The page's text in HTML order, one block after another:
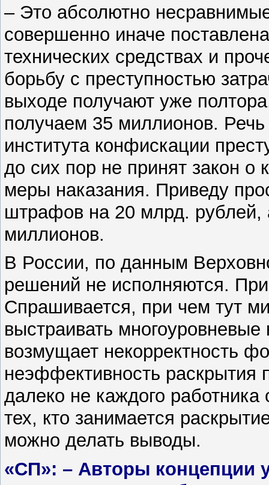
– Это абсолютно
совершенно иначе
технических средствах и
борьбу с преступностью
выходе получают уже
получаем 35 миллионов.
института конфискации
до сих пор не принят закон о
меры наказания. Приведу
штрафов на 20 млрд. рублей,
миллионов.
В России, по данным
решений не исполняются.
Спрашивается, при чем тут
выстраивать
возмущает некорректность
неэффективность раскрытия
далеко не каждого
тех, кто занимается
можно делать выводы.
«СП»: – Авторы концепции